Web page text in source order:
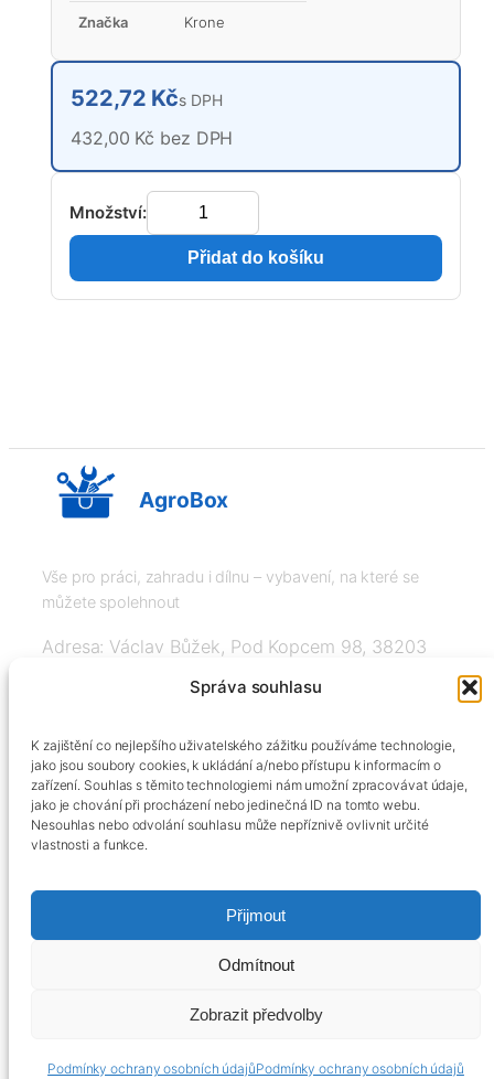
Správa souhlasu
K zajištění co nejlepšího uživatelského zážitku používáme technologie,
jako jsou soubory cookies, k ukládání a/nebo přístupu k informacím o
zařízení. Souhlas s těmito technologiemi nám umožní zpracovávat údaje,
jako je chování při procházení nebo jedinečná ID na tomto webu.
Nesouhlas nebo odvolání souhlasu může nepříznivě ovlivnit určité
vlastnosti a funkce.
Přijmout
Odmítnout
Zobrazit předvolby
Podmínky ochrany osobních údajůPodmínky ochrany osobních údajů
Značka Krone
522,72 Kčs DPH
432,00 Kč bez DPH
Množství:
Přidat do košíku
AgroBox
Vše pro práci, zahradu i dílnu – vybavení, na které se
můžete spolehnout
Adresa: Václav Bůžek, Pod Kopcem 98, 38203
+420606334248, info@agrobox.cz
Obchodní podmínky
Podmínky ochrany osobních údajů